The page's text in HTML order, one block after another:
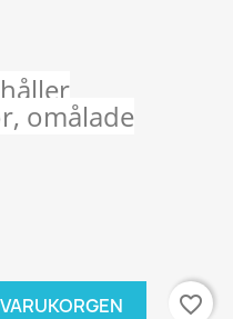
omålade
favorite_border